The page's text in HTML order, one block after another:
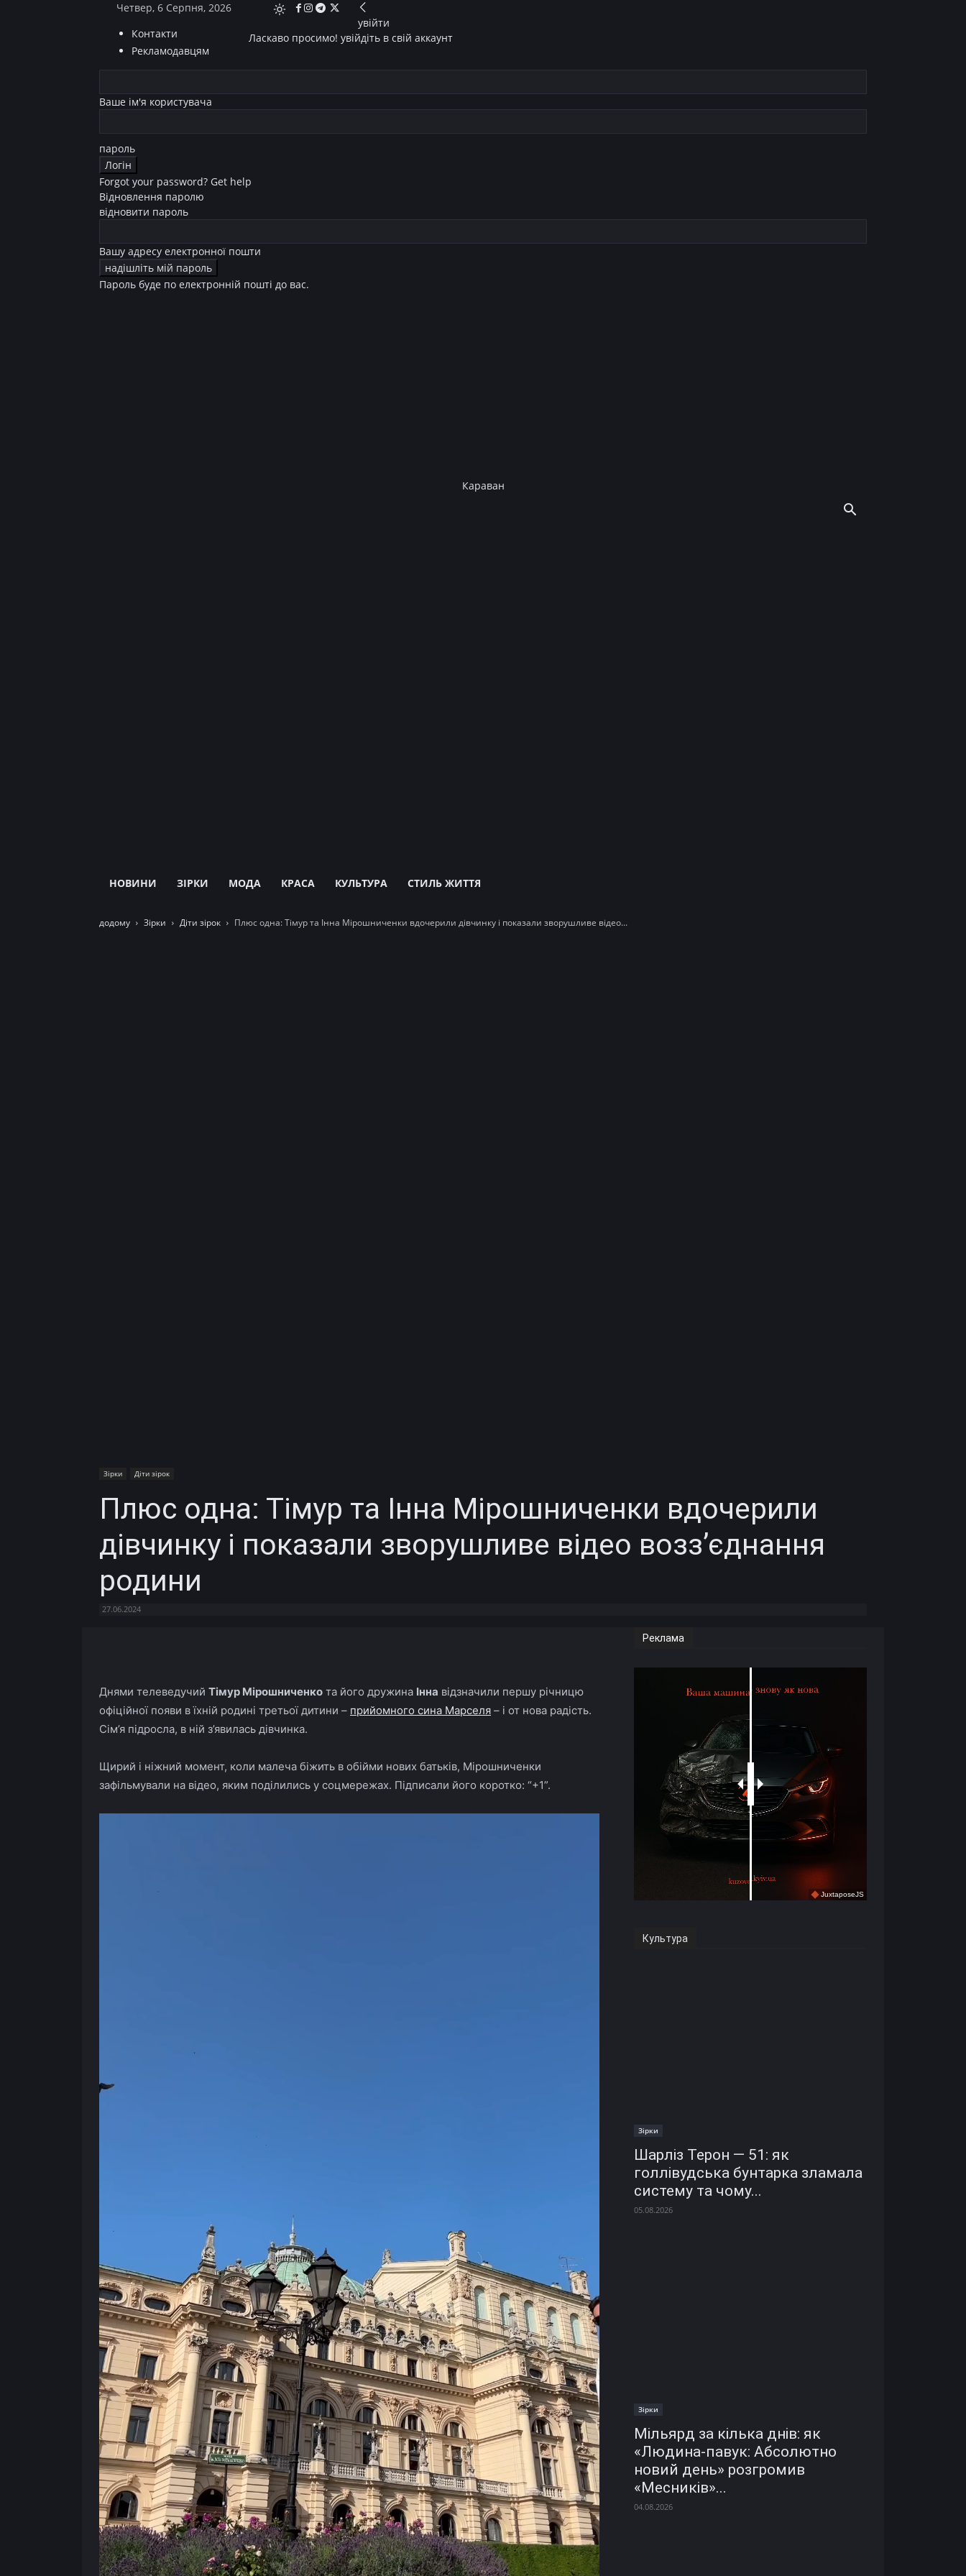
Четвер, 6 Серпня, 2026
Контакти
Рекламодавцям
увійти
Ласкаво просимо! увійдіть в свій аккаунт
Ваше ім'я користувача
пароль
Forgot your password? Get help
Відновлення паролю
відновити пароль
Вашу адресу електронної пошти
Пароль буде по електронній пошті до вас.
Караван
НОВИНИ ЗІРКИ МОДА КРАСА КУЛЬТУРА СТИЛЬ ЖИТТЯ
додому Зірки Діти зірок Плюс одна: Тімур та Інна Мірошниченки вдочерили дівчинку і показали зворушливе відео...
Зірки Діти зірок
Плюс одна: Тімур та Інна Мірошниченки вдочерили
дівчинку і показали зворушливе відео возз’єднання
родини
27.06.2024
Днями телеведучий Тімур Мірошниченко та його дружина Інна відзначили першу річницю
офіційної появи в їхній родині третьої дитини – прийомного сина Марселя – і от нова радість.
Сім’я підросла, в ній з’явилась дівчинка.
Щирий і ніжний момент, коли малеча біжить в обійми нових батьків, Мірошниченки
зафільмували на відео, яким поділились у соцмережах. Підписали його коротко: “+1”.
Реклама
Культура
Зірки
Шарліз Терон — 51: як
голлівудська бунтарка зламала
систему та чому...
05.08.2026
Зірки
Мільярд за кілька днів: як
«Людина-павук: Абсолютно
новий день» розгромив
«Месників»...
04.08.2026